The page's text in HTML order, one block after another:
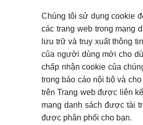
Chúng tôi sử dụng cookie
các trang web trong mạng
lưu trữ và truy xuất thông
của người dùng mới cho
chấp nhận cookie của
trong báo cáo nội bộ và
trên Trang web được liên
mạng danh sách được tài
được phân phối cho bạn.